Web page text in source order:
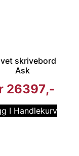
skrivebord
Ask
26397
I Handlekurv